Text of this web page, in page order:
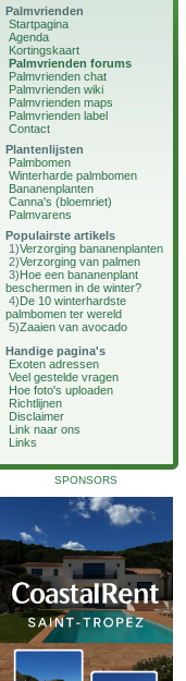
Palmvrienden
Startpagina
Agenda
Kortingskaart
Palmvrienden forums
Palmvrienden chat
Palmvrienden wiki
Palmvrienden maps
Palmvrienden label
Contact
Plantenlijsten
Palmbomen
Winterharde palmbomen
Bananenplanten
Canna's (bloemriet)
Palmvarens
Populairste artikels
1)Verzorging bananenplanten
2)Verzorging van palmen
3)Hoe een bananenplant
beschermen in de winter?
4)De 10 winterhardste
palmbomen ter wereld
5)Zaaien van avocado
Handige pagina's
Exoten adressen
Veel gestelde vragen
Hoe foto's uploaden
Richtlijnen
Disclaimer
Link naar ons
Links
SPONSORS